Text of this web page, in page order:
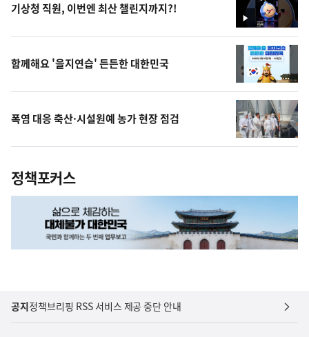
영
상
기상청 직원, 이번엔 최산 챌린지까지?!
함께해요 '을지연습' 든든한 대한민국
폭염 대응 축산·시설원예 농가 현장 점검
정책포커스
공지정책브리핑 RSS 서비스 제공 중단 안내